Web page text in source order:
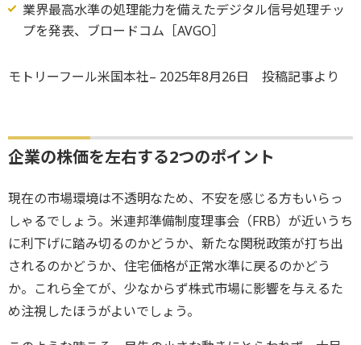
業界最高水準の処理能力を備えたデジタル信号処理チッ
プを発表、ブロードコム［AVGO］
モトリーフール米国本社– 2025年8月26日 投稿記事より
企業の株価を左右する2つのポイント
現在の市場環境は不透明なため、不安を感じる方もいらっ
しゃるでしょう。米連邦準備制度理事会（FRB）が近いうち
に利下げに踏み切るのかどうか、新たな関税政策が打ち出
されるのかどうか、住宅価格が正常水準に戻るのかどう
か。これら全てが、少なからず株式市場に影響を与えるた
め注視したほうがよいでしょう。